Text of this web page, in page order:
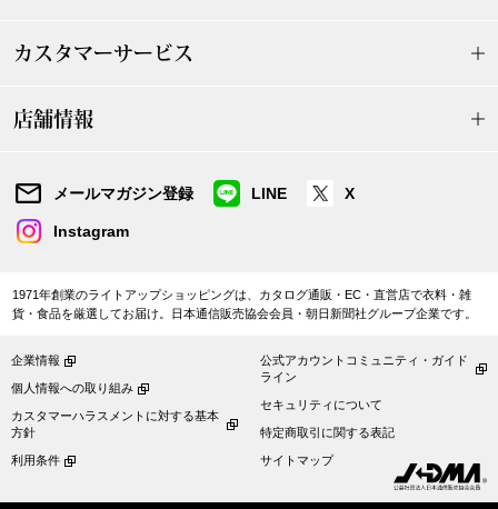
ランド
集
すべて見る
ール／酒
おすすめカタ
RUGLOG
カスタマーサービス
店舗情報
メールマガジン登録 LINE X
Instagram
1971年創業のライトアップショッピングは、カタログ通販・EC・直営店で衣料・雑
貨・食品を厳選してお届け。日本通信販売協会会員・朝日新聞社グループ企業です。
企業情報
個人情報への取り組み
カスタマーハラスメントに対する基本
方針
利用条件
公式アカウントコミュニティ・ガイド
ライン
セキュリティについて
特定商取引に関する表記
サイトマップ